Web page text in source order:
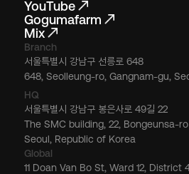
YouTube
Gogumafarm
Mix
HQ
서울특별시 강남구 봉은사로 49길 22
The SMC building, 22, Bongeunsa-
Seoul, Republic of Korea
Branch
서울특별시 강남구 선릉로 648
648, Seolleung-ro, Gangnam-gu,
Global
11 Doan Van Bo St, Ward 12, District